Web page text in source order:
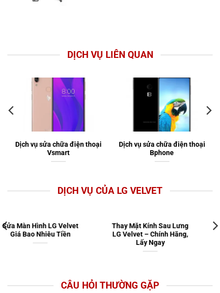
DỊCH VỤ LIÊN QUAN
Dịch vụ sửa chữa điện thoại
Vsmart
Dịch vụ sửa chữa điện thoại
Bphone
DỊCH VỤ CỦA LG VELVET
Ép Kính LG Velvet –
Chính Hãng, Lấy Ngay
Sửa LG Velvet Uy Tín Hà
Nội, Bắc Ninh – Chính
Hãng, Lấy Ngay
CÂU HỎI THƯỜNG GẶP